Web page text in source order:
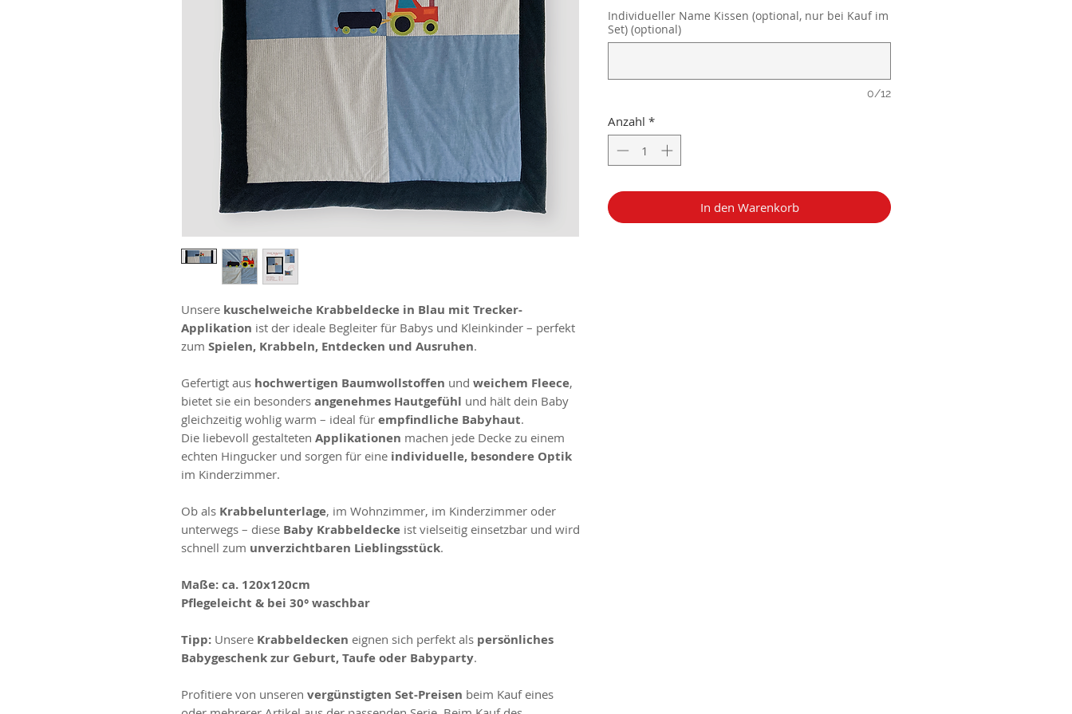
Unsere kuschelweiche Krabbeldecke in Blau mit Trecker-
Applikation ist der ideale Begleiter für Babys und Kleinkinder – perfekt
zum Spielen, Krabbeln, Entdecken und Ausruhen.
Gefertigt aus hochwertigen Baumwollstoffen und weichem Fleece,
bietet sie ein besonders angenehmes Hautgefühl und hält dein Baby
gleichzeitig wohlig warm – ideal für empfindliche Babyhaut.
Die liebevoll gestalteten Applikationen machen jede Decke zu einem
echten Hingucker und sorgen für eine individuelle, besondere Optik
im Kinderzimmer.
Ob als Krabbelunterlage, im Wohnzimmer, im Kinderzimmer oder
unterwegs – diese Baby Krabbeldecke ist vielseitig einsetzbar und wird
schnell zum unverzichtbaren Lieblingsstück.
Maße:ca. 120x120cm
Pflegeleicht & bei 30° waschbar
Tipp: Unsere Krabbeldecken eignen sich perfekt als persönliches
Babygeschenk zur Geburt, Taufe oder Babyparty.
Profitiere von unseren vergünstigten Set-Preisen beim Kauf eines
Individueller Name Kissen (optional, nur bei Kauf im
Set) (optional)
0/12
Anzahl *
In den Warenkorb